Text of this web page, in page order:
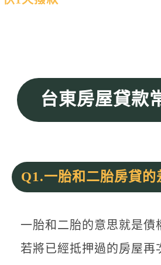
台東房屋貸款
Q1.一胎和二胎房貸的
一胎和二胎的意思就是債
若將已經抵押過的房屋再